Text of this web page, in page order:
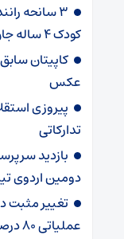
۳ سانحه
کودک ۴ ساله جان باخت
کاپیتان
عکس
پیروزی
تدارکاتی
بازدید
دومین اردوی
تغییر مثبت
عملیاتی ۸۰ درصد رشد کرد